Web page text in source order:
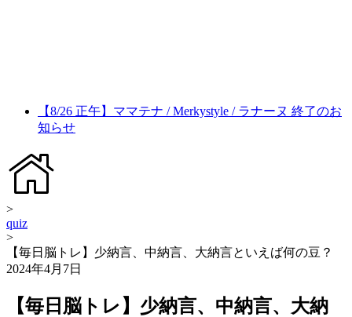
【8/26 正午】ママテナ / Merkystyle / ラナーヌ 終了のお
知らせ
>
quiz
>
【毎日脳トレ】少納言、中納言、大納言といえば何の豆？
2024年4月7日
【毎日脳トレ】少納言、中納言、大納